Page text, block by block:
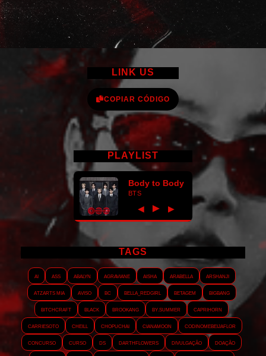
LINK US
COPIAR CÓDIGO
PLAYLIST
Body to Body
BTS
◀ ► ▶
TAGS
AI ASS Abalyn Agraviane Aisha Arabella
Arshanji
Atzarts Mia
Aviso BC Bella_RedGirl Betagem
Bigbang
Bitchcraft
Black Brookang By.summer
Caprihorn
Carriesoto
Cheill Chopuchai Cianamoon
Codinomebeijaflor
Concurso
Curso DS Darthflowers Divulgação
Doação